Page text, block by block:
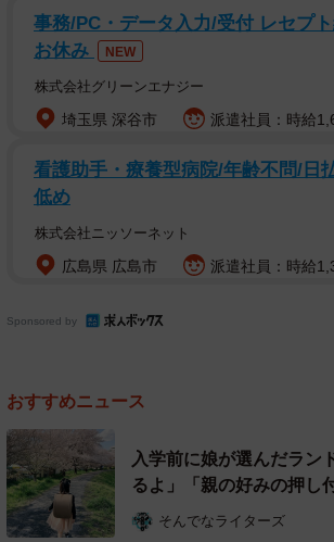
お子さんのランドセルは
お子さんのランドセルの購入額を聞いた
（59.8%）で、全体の約6割を占めました
事務/PC・データ入力/受付 レセプ
お休み
NEW
株式会社グリーンエナジー
埼玉県 深谷市 派遣社員：時給
看護助手・療養型病院/年齢不問/日
低め
株式会社ニッソーネット
広島県 広島市 派遣社員：時給
Sponsored by
おすすめニュース
入学前に娘が選んだラ
るよ」「親の好みの押
な色合いが大好き！
そんでなライターズ